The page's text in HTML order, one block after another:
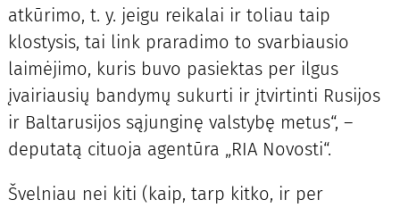
atkūrimo, t. y. jeigu reikalai ir toliau taip
klostysis, tai link praradimo to svarbiausio
laimėjimo, kuris buvo pasiektas per ilgus
įvairiausių bandymų sukurti ir įtvirtinti Rusijos
ir Baltarusijos sąjunginę valstybę metus“, –
deputatą cituoja agentūra „RIA Novosti“.
Švelniau nei kiti (kaip, tarp kitko, ir per